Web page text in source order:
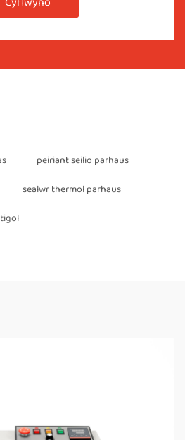
peiriant seilio parhaus
sealwr thermol parhaus